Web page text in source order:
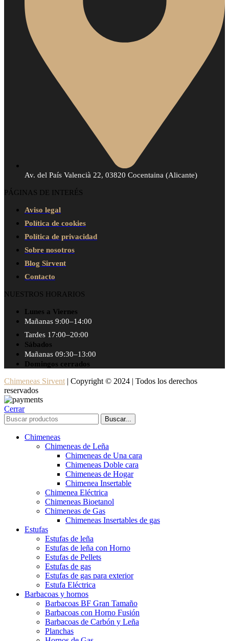
Av. del País Valencià 22, 03820 Cocentaina (Alicante)
PÁGINAS DE INTERÉS
Aviso legal
Política de cookies
Política de privacidad
Sobre nosotros
Blog Sirvent
Contacto
NUESTROS HORARIOS
Lunes a Viernes
Mañanas 9:00–14:00
Tardes 17:00–20:00
Sábados
Mañanas 09:30–13:00
Domingos cerrados
Chimeneas Sirvent | Copyright © 2024 | Todos los derechos
reservados
Cerrar
Buscar...
Chimeneas
Chimeneas de Leña
Chimeneas de Una cara
Chimeneas Doble cara
Chimeneas de Hogar
Chimenea Insertable
Chimenea Eléctrica
Chimeneas Bioetanol
Chimeneas de Gas
Chimeneas Insertables de gas
Estufas
Estufas de leña
Estufas de leña con Horno
Estufas de Pellets
Estufas de gas
Estufas de gas para exterior
Estufa Eléctrica
Barbacoas y hornos
Barbacoas BF Gran Tamaño
Barbacoas con Horno Fusión
Barbacoas de Carbón y Leña
Planchas